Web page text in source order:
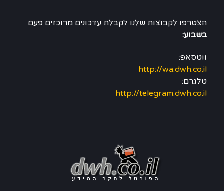
הצטרפו לקבוצות שלנו לקבלת עדכונים מרוכזים פעם
בשבוע:
ווטסאפ:
http://wa.dwh.co.il
טלגרם:
http://telegram.dwh.co.il